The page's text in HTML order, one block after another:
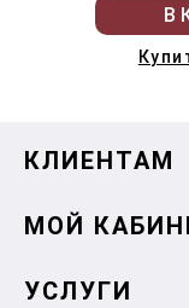
В
КЛИЕНТАМ
МОЙ
УСЛУГИ